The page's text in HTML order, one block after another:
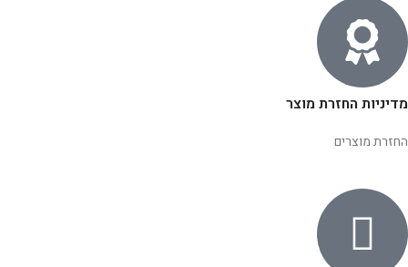
מדיניות החזרת מוצר
החזרת מוצרים